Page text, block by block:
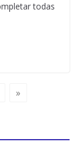
todas
»